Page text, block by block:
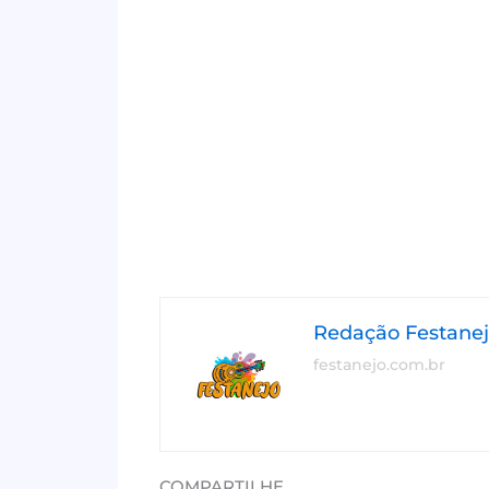
Redação
festanejo.com.br